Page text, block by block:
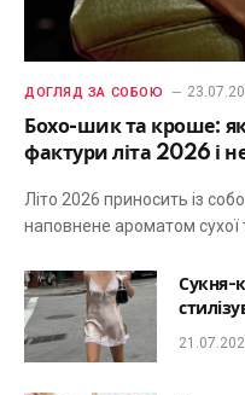
ДОГЛЯД ЗА СОБОЮ
Бохо-шик та кроше:
фактури літа 2026 і
Літо 2026 приносить із
наповнене ароматом сухої
Сукня-
до